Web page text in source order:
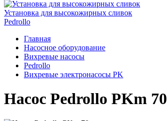
Установка для высокожирных сливок
Pedrollo
Главная
Насосное оборудование
Вихревые насосы
Pedrollo
Вихревые электронасосы PK
Насос Pedrollo PKm 70